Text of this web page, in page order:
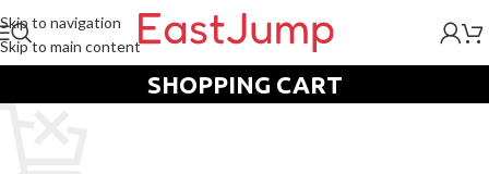
Skip to navigation
Skip to main content
SHOPPING CART